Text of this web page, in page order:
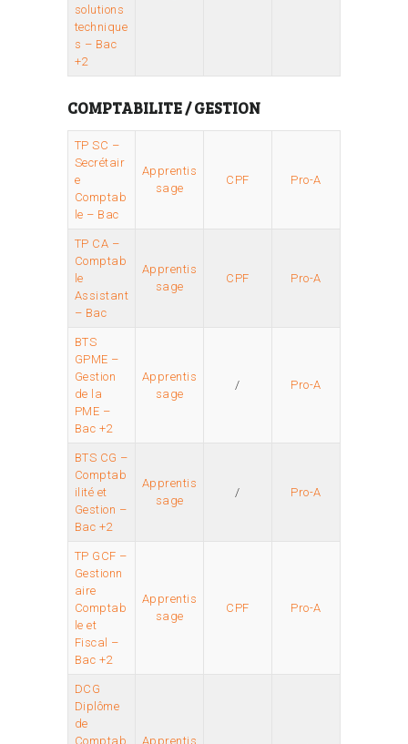
solutions
technique
s – Bac
+2
COMPTABILITE / GESTION
TP SC –
Secrétair
e
Comptab
le – Bac
Apprentis
sage
CPF Pro-A
TP CA –
Comptab
le
Assistant
– Bac
Apprentis
sage
CPF Pro-A
BTS
GPME –
Gestion
de la
PME –
Bac +2
Apprentis
sage
/ Pro-A
BTS CG –
Comptab
ilité et
Gestion –
Bac +2
Apprentis
sage
/ Pro-A
TP GCF –
Gestionn
aire
Comptab
le et
Fiscal –
Bac +2
Apprentis
sage
CPF Pro-A
DCG
Diplôme
de
Comptab
Apprentis